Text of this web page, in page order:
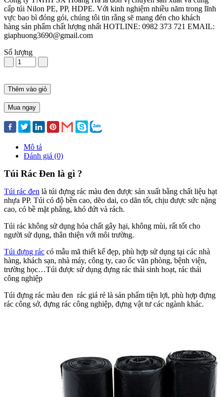
cấp túi Nilon PE, PP, HDPE. Với kinh nghiệm nhiều năm trong lĩnh
vực bao bì đóng gói, chúng tôi tin rằng sẽ mang đén cho khách
hàng sản phẩm chất lượng nhất HOTLINE: 0982 373 721 EMAIL:
giaphuong3690@gmail.com
Số lượng
Thêm vào giỏ
Mua ngay
Mô tả
Đánh giá (0)
Túi Rác Đen là gì ?
Túi rác đen là túi đựng rác màu đen được sản xuất bằng chất liệu hạt
nhựa PP. Túi có độ bền cao, dẽo dai, co dãn tốt, chịu được sức nặng
cao, có bề mặt phẳng, khó đứt và rách.
Túi rác không sử dụng hóa chất gây hại, không mùi, rất tốt cho
người sử dụng, thân thiện với môi trường.
Túi đựng rác có mẫu mã thiết kế đẹp, phù hợp sử dụng tại các nhà
hàng, khách sạn, nhà máy, công ty, cao ốc văn phòng, bệnh viện,
trường học…Túi được sử dụng đựng rác thải sinh hoạt, rác thải
công nghiệp
Túi đựng rác màu đen rác giá rẻ là sản phẩm tiện lợi, phù hợp đựng
rác công sở, đựng rác công nghiệp, đựng vật tư các ngành khác.